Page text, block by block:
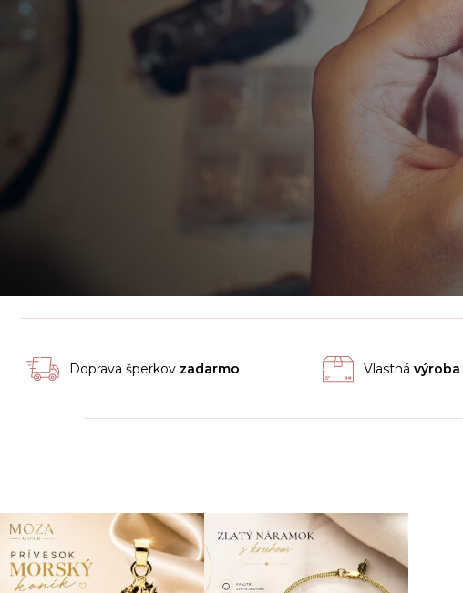
Doprava šperkov zadarmo Vlastná výroba